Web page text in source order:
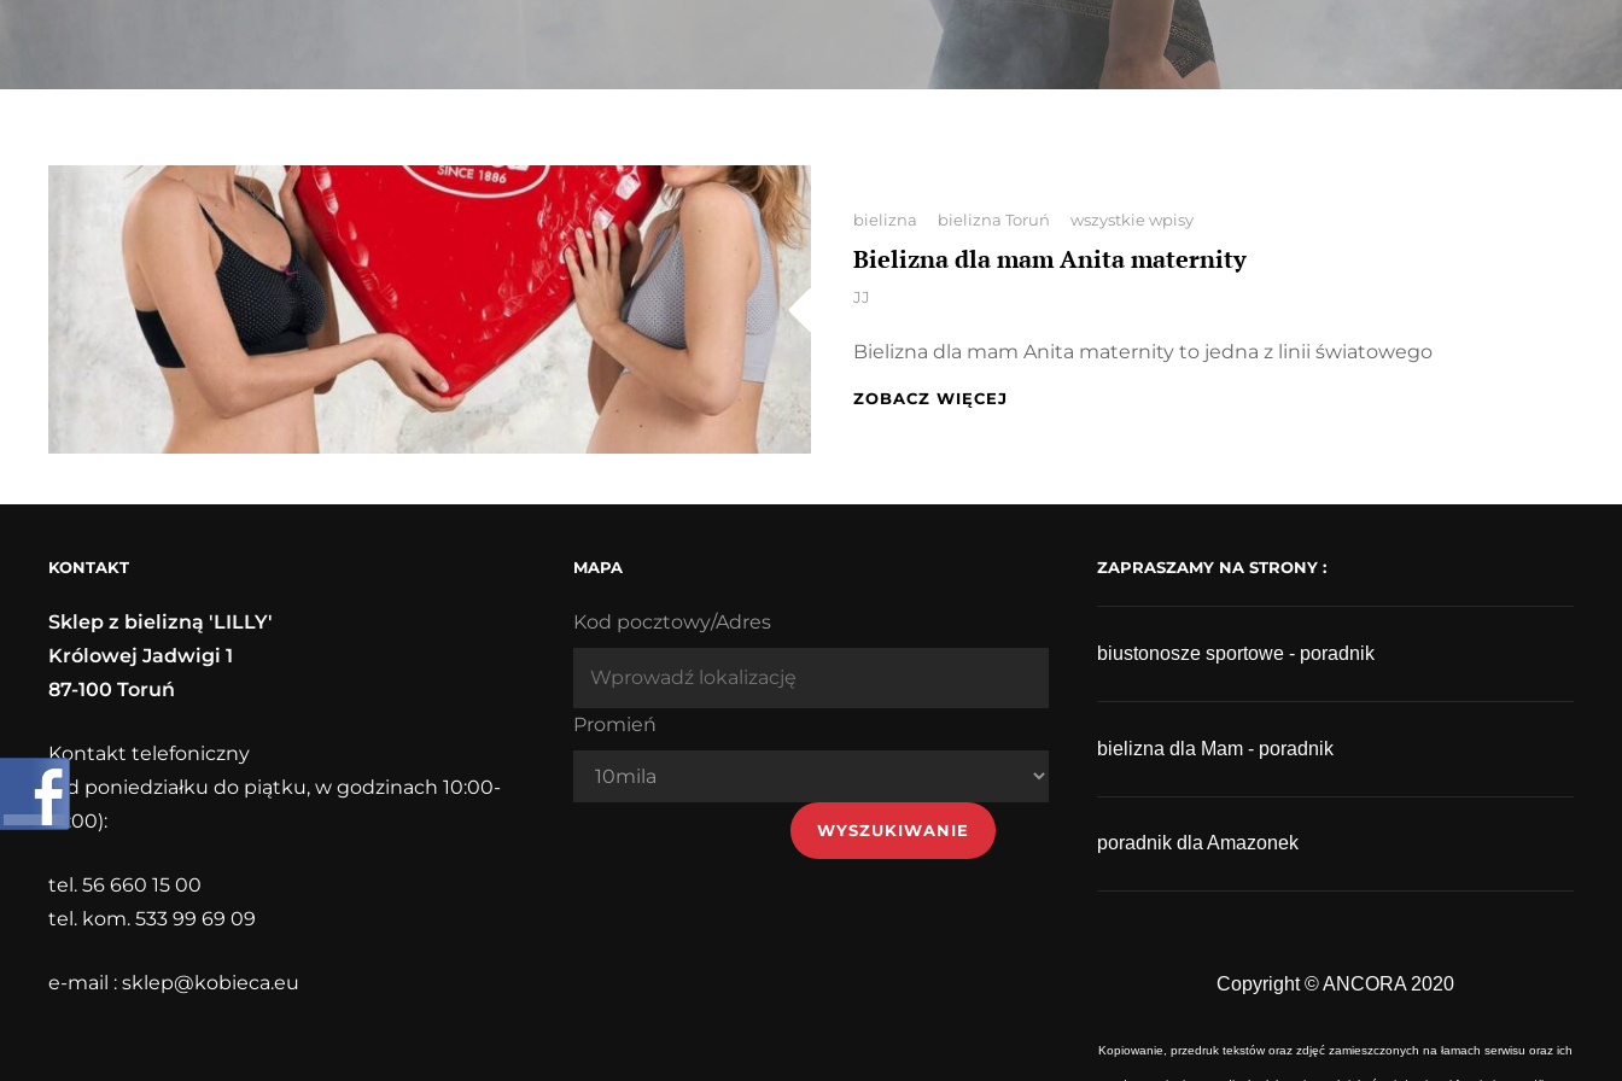
Categories
bielizna bielizna Toruń wszystkie wpisy
Bielizna dla mam Anita maternity
By
JJ
Bielizna dla mam Anita maternity to jedna z linii światowego
ZOBACZ WIĘCEJ
KONTAKT
Sklep z bielizną 'LILLY'
Królowej Jadwigi 1
87-100 Toruń
Kontakt telefoniczny
(od poniedziałku do piątku, w godzinach 10:00-
18:00):
tel. 56 660 15 00
tel. kom. 533 99 69 09
e-mail : sklep@kobieca.eu
MAPA
Kod pocztowy/Adres
Promień
ZAPRASZAMY NA STRONY :
biustonosze sportowe - poradnik
bielizna dla Mam - poradnik
poradnik dla Amazonek
Copyright © ANCORA 2020
Kopiowanie, przedruk tekstów oraz zdjęć zamieszczonych na łamach serwisu oraz ich